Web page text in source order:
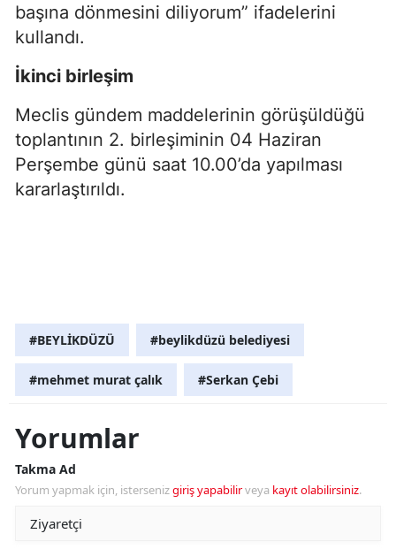
başına dönmesini diliyorum” ifadelerini
kullandı.
İkinci birleşim
Meclis gündem maddelerinin görüşüldüğü
toplantının 2. birleşiminin 04 Haziran
Perşembe günü saat 10.00’da yapılması
kararlaştırıldı.
#BEYLİKDÜZÜ #beylikdüzü belediyesi
#mehmet murat çalık #Serkan Çebi
Yorumlar
Takma Ad
Yorum yapmak için, istersenizgiriş yapabilirveya kayıt olabilirsiniz.